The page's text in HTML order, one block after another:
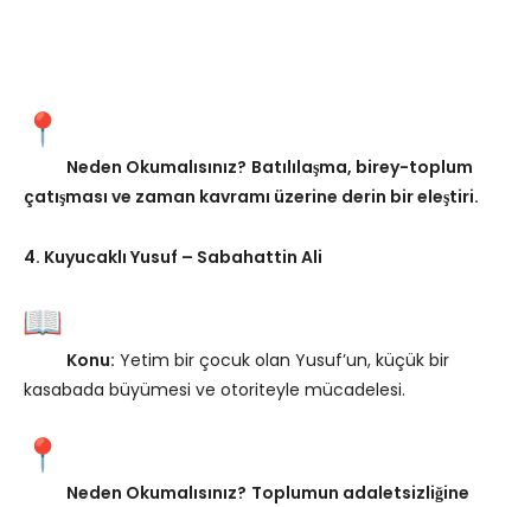
Neden Okumalısınız? Batılılaşma, birey-toplum
çatışması ve zaman kavramı üzerine derin bir eleştiri.
4. Kuyucaklı Yusuf – Sabahattin Ali
Konu: Yetim bir çocuk olan Yusuf’un, küçük bir
kasabada büyümesi ve otoriteyle mücadelesi.
Neden Okumalısınız? Toplumun adaletsizliğine